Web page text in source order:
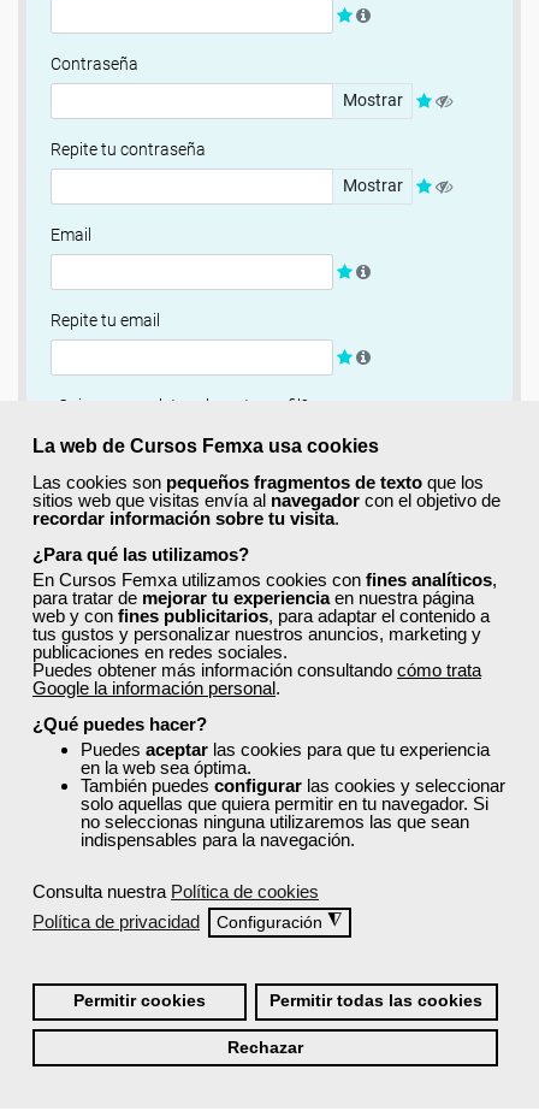
La web de Cursos Femxa usa cookies
Las cookies son pequeños fragmentos de texto que los
sitios web que visitas envía al navegador con el objetivo de
recordar información sobre tu visita.
¿Para qué las utilizamos?
En Cursos Femxa utilizamos cookies con fines analíticos,
para tratar de mejorar tu experienciaen nuestra página
web y con fines publicitarios, para adaptar el contenido a
tus gustos y personalizar nuestros anuncios, marketing y
publicaciones en redes sociales.
Puedes obtener más información consultando cómo trata
Google la información personal.
¿Qué puedes hacer?
Puedes aceptar las cookies para que tu experiencia
en la web sea óptima.
También puedes configurar las cookies y seleccionar
solo aquellas que quiera permitir en tu navegador. Si
no seleccionas ninguna utilizaremos las que sean
indispensables para la navegación.
Consulta nuestra Política de cookies
Política de privacidad
Configuración ◮
Permitir cookies Permitir todas las cookies
Rechazar
Contraseña
Mostrar
Repite tu contraseña
Mostrar
Email
Repite tu email
¿Quieres completar ahora tu perfil?
Si
No, completaré mi perfil más adelante
Newsletter
Si, quiero recibir información sobre cursos, ofertas
exclusivas y recursos para el aprendizaje.
Términos y condiciones
He leído y acepto la Política de Privacidad
Registrarse
Quiénes Somos:
Especialistas en consultoría y formación para el empleo
Nuestro objetivo diario es, única y exclusivamente, ayudarte a
conseguir tus metas profesionales ofreciéndote los mejores